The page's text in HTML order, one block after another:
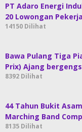
PT Adaro Energi
20 Lowongan
14150 Dilihat
Bawa Pulang Tiga
Prix) Ajang
8392 Dilihat
44 Tahun Bukit
Marching Band
8135 Dilihat